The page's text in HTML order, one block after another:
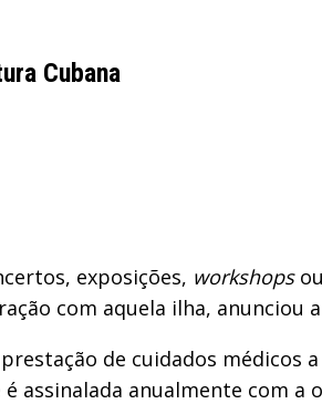
Cubana
exposições, workshops
com aquela ilha, anunciou
de cuidados médicos
assinalada anualmente com a